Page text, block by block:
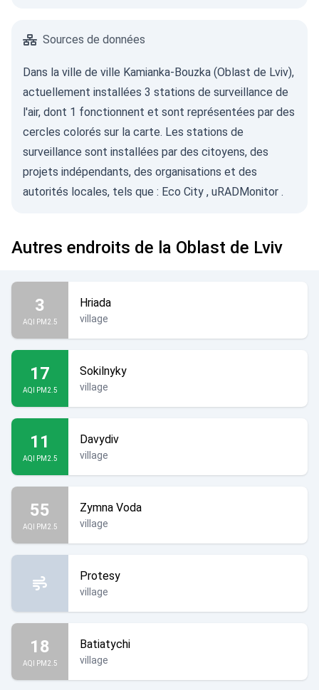
Sources de données
Dans la ville de ville Kamianka-Bouzka (Oblast de Lviv),
actuellement installées 3 stations de surveillance de
l'air, dont 1 fonctionnent et sont représentées par des
cercles colorés sur la carte. Les stations de
surveillance sont installées par des citoyens, des
projets indépendants, des organisations et des
autorités locales, tels que : Eco City , uRADMonitor .
Autres endroits de la Oblast de Lviv
3
AQI PM2.5
Hriada
village
17
AQI PM2.5
Sokilnyky
village
11
AQI PM2.5
Davydiv
village
55
AQI PM2.5
Zymna Voda
village
Protesy
village
18
AQI PM2.5
Batiatychi
village